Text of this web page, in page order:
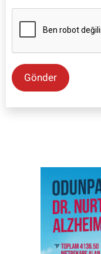
Gönder